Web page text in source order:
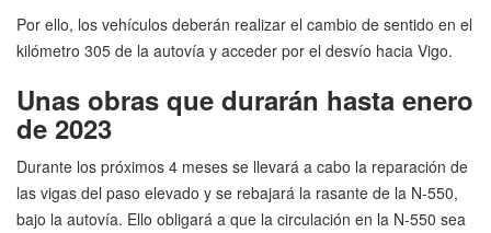
Por ello, los vehículos deberán realizar el cambio de sentido en el
kilómetro 305 de la autovía y acceder por el desvío hacia Vigo.
Unas obras que durarán hasta enero
de 2023
Durante los próximos 4 meses se llevará a cabo la reparación de
las vigas del paso elevado y se rebajará la rasante de la N-550,
bajo la autovía. Ello obligará a que la circulación en la N-550 sea